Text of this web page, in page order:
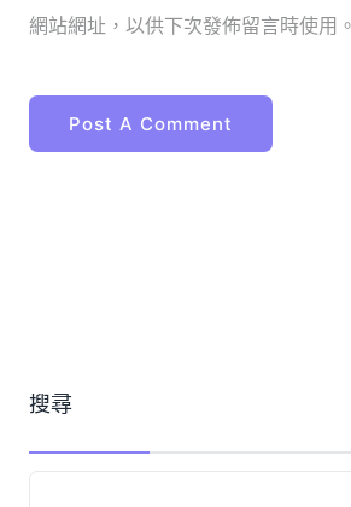
網站網址，以供下次發佈留言時使用。
搜尋